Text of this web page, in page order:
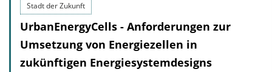
Stadt der Zukunft
UrbanEnergyCells - Anforderungen zur
Umsetzung von Energiezellen in
zukünftigen Energiesystem­designs